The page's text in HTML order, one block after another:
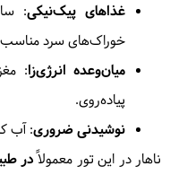
غذاهای پیک‌نیکی:
خوراک‌های سرد
میان‌وعده انرژی‌زا:
پیاده‌روی.
نوشیدنی ضروری: آب
ناهار در این تور معمولاًدر